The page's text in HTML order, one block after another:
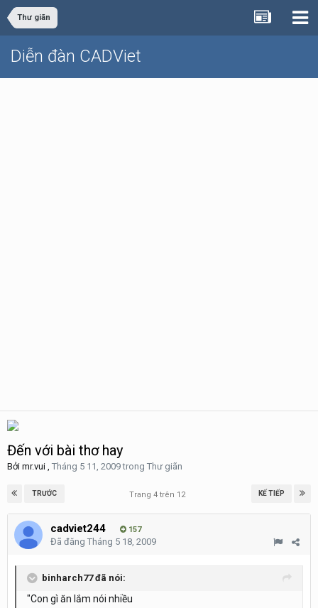
Thư giãn
Diễn đàn CADViet
Đến với bài thơ hay
Bởi mr.vui , Tháng 5 11, 2009trong Thư giãn
TRƯỚC KẾ TIẾP
Trang 4 trên 12
cadviet244 157
Đã đăng Tháng 5 18, 2009
binharch77 đã nói:
"Con gì ăn lắm nói nhiều